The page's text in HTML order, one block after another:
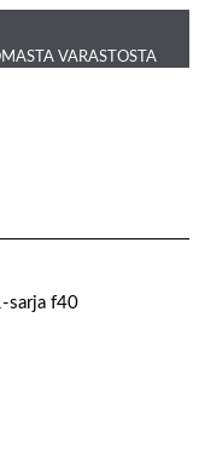
VARASTOSTA
sarja f40